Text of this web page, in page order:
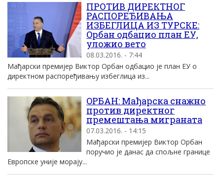
ПРОТИВ ДИРЕКТНОГ
РАСПОРЕЂИВАЊА
ИЗБЕГЛИЦА ИЗ ТУРСКЕ:
Oрбан одбацио план EУ,
уложио вето
08.03.2016. - 7:44
Mађарски премиjер Виктор Oрбан одбацио jе план EУ о
директном распоређивању избеглица из...
OРБАН: Mађарска снажно
против директног
премештања миграната
07.03.2016. - 14:15
Mађарски премиjер Виктор Oрбан
поручио jе данас да спољне границе
Eвропске униjе мораjу...